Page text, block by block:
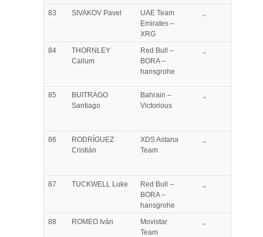
83 SIVAKOV Pavel
UAE Team
Emirates –
XRG
,,
84
THORNLEY
Callum
Red Bull –
BORA –
hansgrohe
,,
85
BUITRAGO
Santiago
Bahrain –
Victorious
,,
86
RODRÍGUEZ
Cristián
XDS Astana
Team
,,
87 TUCKWELL Luke
Red Bull –
BORA –
hansgrohe
,,
88 ROMEO Iván
Movistar
Team
,,